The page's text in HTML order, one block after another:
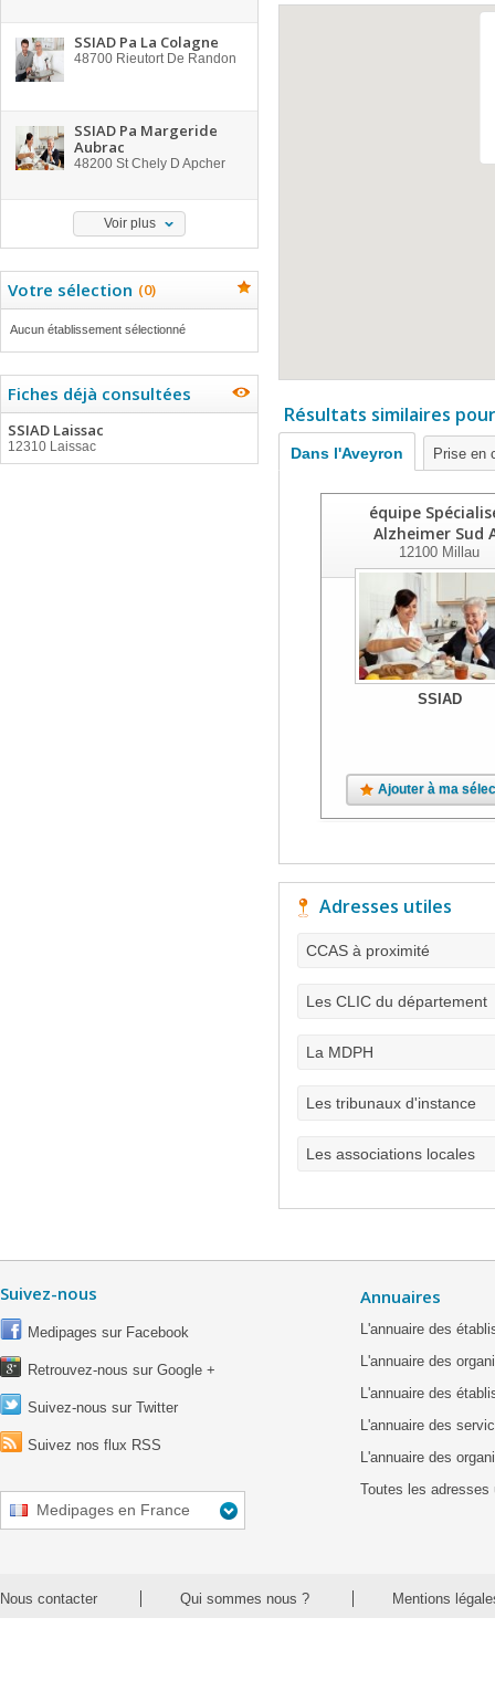
SSIAD Pa La Colagne
48700 Rieutort De Randon
SSIAD Pa Margeride
Aubrac
48200 St Chely D Apcher
Voir plus
Votre sélection (0)
Aucun établissement sélectionné
Fiches déjà consultées
SSIAD Laissac
12310 Laissac
Résultats similaires
Dans l'Aveyron Prise en
équipe
Alzheimer Sud
12100 Millau
SSIAD
Ajouter à ma
Adresses utiles
CCAS à proximité
Les CLIC du département
La MDPH
Les tribunaux d'instance
Les associations locales
Suivez-nous
Medipages sur Facebook
Retrouvez-nous sur Google +
Suivez-nous sur Twitter
Suivez nos flux RSS
Medipages en France
Annuaires
L'annuaire des
L'annuaire des
L'annuaire des
L'annuaire des
L'annuaire des
Toutes les adresses
Nous contacter Qui sommes nous ? Mentions